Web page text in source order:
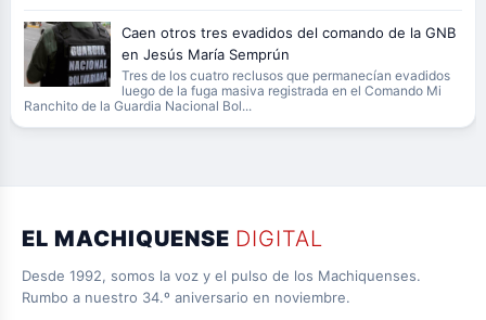
Caen otros tres evadidos del comando de la GNB
en Jesús María Semprún
Tres de los cuatro reclusos que permanecían evadidos
luego de la fuga masiva registrada en el Comando Mi
Ranchito de la Guardia Nacional Bol...
EL MACHIQUENSE DIGITAL
Desde 1992, somos la voz y el pulso de los Machiquenses.
Rumbo a nuestro 34.º aniversario en noviembre.